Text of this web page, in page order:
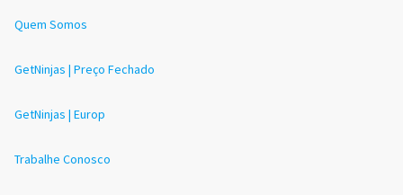
Quem Somos
GetNinjas | Preço Fechado
GetNinjas | Europ
Trabalhe Conosco